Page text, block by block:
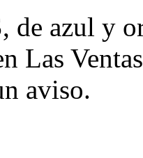
de azul y
Las
aviso.